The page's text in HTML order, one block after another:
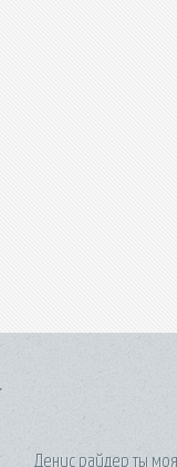
Денис райдер ты